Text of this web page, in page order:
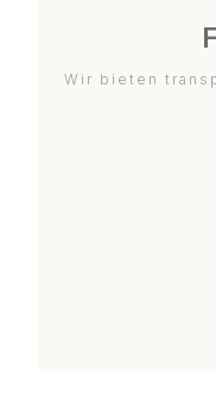
Wir bieten